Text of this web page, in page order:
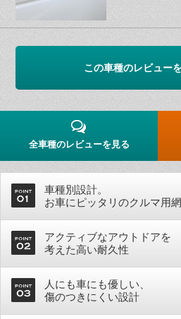
この車種のレビュー
全車種のレビューを見る
車種別設計。
お車にピッタリのクルマ用
アクティブなアウトドアを
考えた高い耐久性
人にも車にも優しい、
傷のつきにくい設計